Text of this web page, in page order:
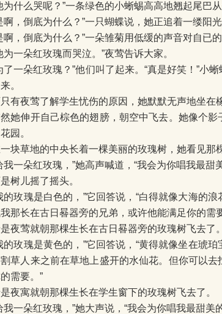
为什么哭呢？”一条绿色的小蜥蜴高高地翘起尾巴
啊，倒底为什么？”一只蝴蝶说，她正追着一缕阳光
啊，倒底为什么？”一朵雏菊用低缓的声音对自已
为一朵红玫瑰而哭泣。”夜莺告诉大家。
了一朵红玫瑰？”他们叫了起来。“真是好笑！”小
。
有夜莺了解学生忧伤的原因，她默默无声地坐在
她伸开自己棕色的翅膀，朝空中飞去。她像个
园。
块草地的中央长着一棵美丽的玫瑰树，她看见那
我一朵红玫瑰，”她高声喊道，“我会为你唱我最甜
树儿摇了摇头。
的玫瑰是白色的，”它回答说，“白得就像大海的
那长在古日晷器旁的兄弟，或许他能满足你的需
夜莺就朝那棵生长在古日晷器旁的玫瑰树飞去了。
的玫瑰是黄色的，”它回答说，“黄得就像坐在琥
草人来之前在草地上盛开的水仙花。但你可以
需要。”
夜寓就朝那棵生长在学生窗下的玫瑰树飞去了。
我一朵红玫瑰，”她大声说，“我会为你唱我最甜美